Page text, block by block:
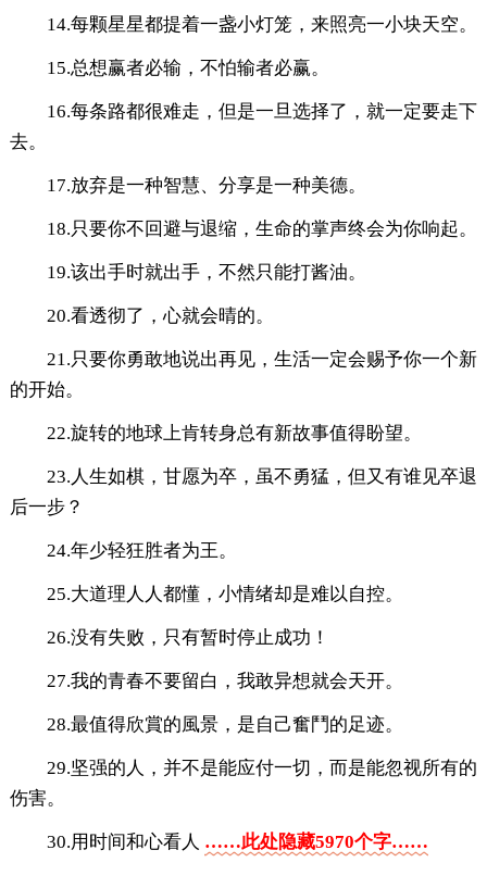
14.每颗星星都提着一盏小灯笼，来照亮一小块天空。
15.总想赢者必输，不怕输者必赢。
16.每条路都很难走，但是一旦选择了，就一定要走下
去。
17.放弃是一种智慧、分享是一种美德。
18.只要你不回避与退缩，生命的掌声终会为你响起。
19.该出手时就出手，不然只能打酱油。
20.看透彻了，心就会晴的。
21.只要你勇敢地说出再见，生活一定会赐予你一个新
的开始。
22.旋转的地球上肯转身总有新故事值得盼望。
23.人生如棋，甘愿为卒，虽不勇猛，但又有谁见卒退
后一步？
24.年少轻狂胜者为王。
25.大道理人人都懂，小情绪却是难以自控。
26.没有失败，只有暂时停止成功！
27.我的青春不要留白，我敢异想就会天开。
28.最值得欣賞的風景，是自己奮鬥的足迹。
29.坚强的人，并不是能应付一切，而是能忽视所有的
伤害。
30.用时间和心看人 ……此处隐藏5970个字……